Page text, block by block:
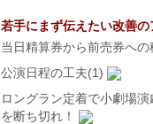
若手にまず伝えたい改善の
当日精算券から前売券への
公演日程の工夫(1)
ロングラン定着で小劇場演
を断ち切れ！